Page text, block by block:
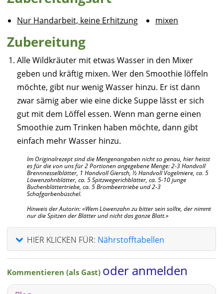
Nur Handarbeit, keine Erhitzung mixen
Zubereitung
Alle Wildkräuter mit etwas Wasser in den Mixer
geben und kräftig mixen. Wer den Smoothie löffeln
möchte, gibt nur wenig Wasser hinzu. Er ist dann
zwar sämig aber wie eine dicke Suppe lässt er sich
gut mit dem Löffel essen. Wenn man gerne einen
Smoothie zum Trinken haben möchte, dann gibt
einfach mehr Wasser hinzu.
Im Originalrezept sind die Mengenangaben nicht so genau, hier heisst
es für die von uns für 2 Portionen angegebene Menge: 2-3 Handvoll
Brennnesselblätter, 1 Handvoll Giersch, ½ Handvoll Vogelmiere, ca. 5
Löwenzahnblätter, ca. 5 Spitzwegerichblätter, ca. 5-10 junge
Buchenblättertriebe, ca. 5 Brombeertriebe und 2-3
Schafgarbenbüschel.
Hinweis der Autorin: Wem Löwenzahn zu bitter sein sollte, der nimmt
nur die Spitzen der Blätter und nicht das ganze Blatt.
HIER KLICKEN FÜR: Nährstofftabellen
Kommentieren (als Gast) oder anmelden